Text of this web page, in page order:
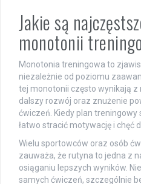
Jakie są
monotonii
Monotonia treningowa to
niezależnie od poziomu
tej monotonii często wynikają z
dalszy rozwój oraz znużenie
ćwiczeń. Kiedy plan treningowy
łatwo stracić motywację i chęć
Wielu sportowców oraz osób
zauważa, że rutyna to jedna z
osiąganiu lepszych wyników.
samych ćwiczeń, szczególnie